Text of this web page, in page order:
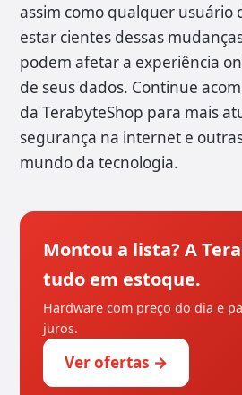
assim como qualquer usuário
estar cientes dessas
podem afetar a experiência
de seus dados. Continue
da TerabyteShop para mais
segurança na internet e
mundo da tecnologia.
Montou a lista? A
tudo em estoque.
Hardware com preço do dia e
juros.
Ver ofertas →